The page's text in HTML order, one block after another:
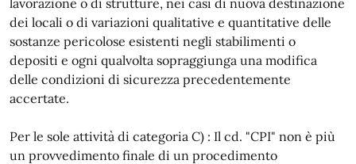
lavorazione o di strutture, nei casi di nuova destinazione
dei locali o di variazioni qualitative e quantitative delle
sostanze pericolose esistenti negli stabilimenti o
depositi e ogni qualvolta sopraggiunga una modifica
delle condizioni di sicurezza precedentemente
accertate.
Per le sole attività di categoria C) : Il cd. "CPI" non è più
un provvedimento finale di un procedimento